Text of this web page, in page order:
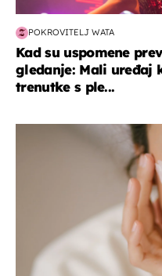
POKROVITELJ WATA
Kad su uspomene
gledanje: Mali uređaj
trenutke s ple...
moda & ljepota